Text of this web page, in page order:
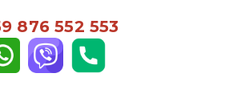
876 552 553